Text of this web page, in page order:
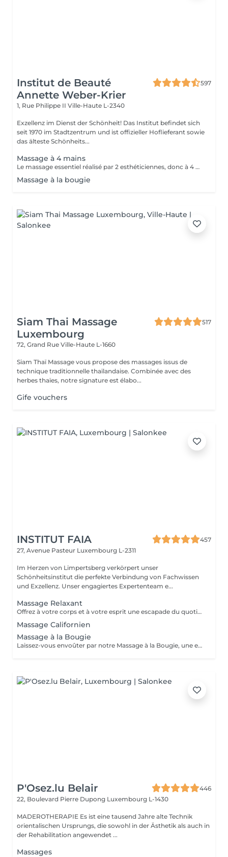
Institut de Beauté
Annette Weber-Krier
597
1, Rue Philippe II Ville-Haute L-2340
Exzellenz im Dienst der Schönheit! Das Institut befindet sich
seit 1970 im Stadtzentrum und ist offizieller Hoflieferant sowie
das älteste Schönheits...
Massage à 4 mains
Le massage essentiel réalisé par 2 esthéticiennes, donc à 4 mains est un massage du corps complet aux huiles essentielles, qui apporte une profonde relaxation. C'est une technique favorisant la circulation énergétique et qui réactive le métabolisme. C'est un massage où on retrouve le plaisir de donner et de recevoir. En fait c'est un mélange de différentes techniques : californienne, quant au rythme, la fluidité, manoeuvres enveloppantes, et suédoise, travail précis sur les différentes parties du corps.
Massage à la bougie
Siam Thai Massage
Luxembourg
517
72, Grand Rue Ville-Haute L-1660
Siam Thaï Massage vous propose des massages issus de
technique traditionnelle thaïlandaise. Combinée avec des
herbes thaïes, notre signature est élabo...
Gife vouchers
INSTITUT FAIA
457
27, Avenue Pasteur Luxembourg L-2311
Im Herzen von Limpertsberg verkörpert unser
Schönheitsinstitut die perfekte Verbindung von Fachwissen
und Exzellenz. Unser engagiertes Expertenteam e...
Massage Relaxant
Offrez à votre corps et à votre esprit une escapade du quotidien avec notre Massage Relaxant. Conçu pour apaiser les muscles tendus et l'esprit agité, ce massage est une invitation à la tranquillité. Les gestes doux et enveloppants vous plongent dans un état de détente profonde, éliminant le stress et favorisant une relaxation totale. Laissez-vous dorloter, ressourcez-vous et repartez avec un sourire apaisé.
Massage Californien
Massage à la Bougie
Laissez-vous envoûter par notre Massage à la Bougie, une expérience sensorielle unique. La chaleur douce et apaisante de la cire fondue associée à des mouvements délicats vous transporte dans un cocon de relaxation. Vos sens seront comblés par les parfums apaisants de nos bougies spécialement conçues. Plongez dans un état de béatitude et ressortez avec une peau soyeuse et un esprit apaisé.
P'Osez.lu Belair
446
22, Boulevard Pierre Dupong Luxembourg L-1430
MADEROTHERAPIE Es ist eine tausend Jahre alte Technik
orientalischen Ursprungs, die sowohl in der Ästhetik als auch in
der Rehabilitation angewendet ...
Massages